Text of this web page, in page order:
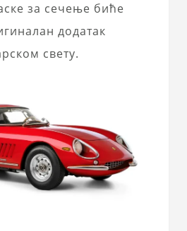
за сечење биће
додатак
свету.